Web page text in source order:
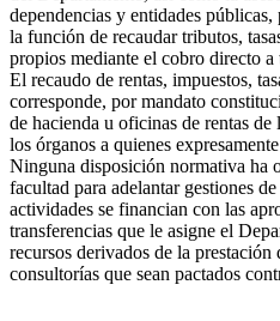
dependencias y entidades
la función de recaudar tributos,
propios mediante el cobro directo a
El recaudo de rentas, impuestos,
corresponde, por mandato
de hacienda u oficinas de rentas de
los órganos a quienes
Ninguna disposición normativa ha
facultad para adelantar gestiones
actividades se financian con las
transferencias que le asigne el
recursos derivados de la prestación
consultorías que sean pactados